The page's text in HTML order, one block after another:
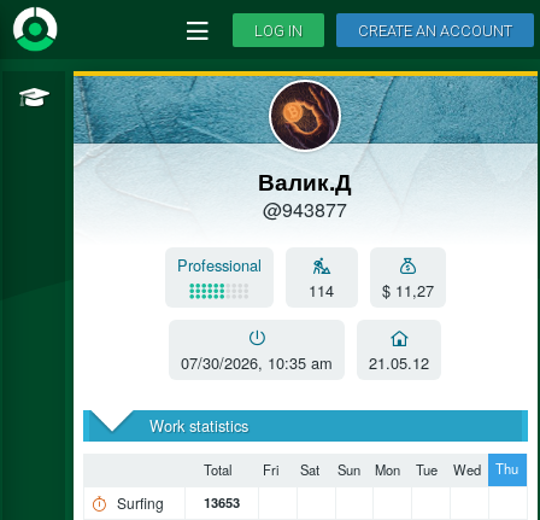
LOG IN CREATE AN ACCOUNT
Валик.Д
@943877
Professional
114
$ 11,27
07/30/2026, 10:35 am 21.05.12
Work statistics
Total Fri Sat Sun Mon Tue Wed Thu
Surfing 13653